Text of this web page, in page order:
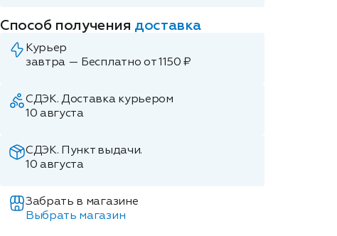
Способ получения доставка
Курьер
завтра — Бесплатно от 1150 ₽
СДЭК. Доставка курьером
10 августа
СДЭК. Пункт выдачи.
10 августа
Забрать в магазине
Выбрать магазин